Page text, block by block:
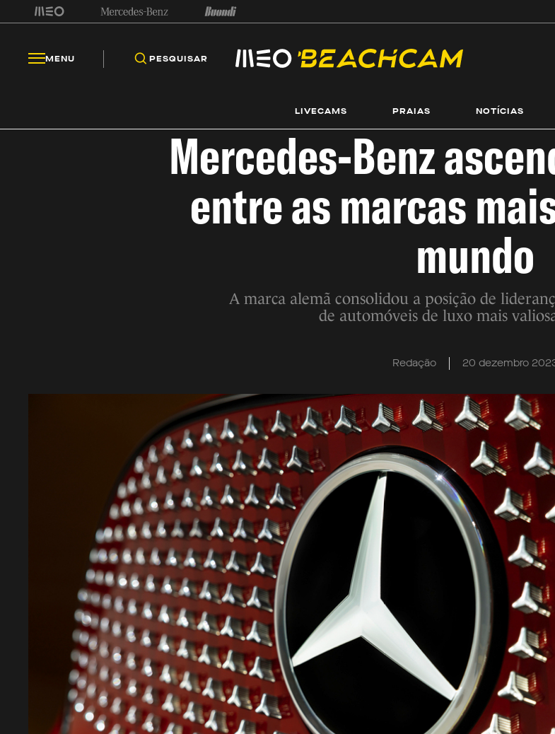
MENU PESQUISAR
LIVECAMS PRAIAS NOTÍCIAS
Mercedes-Benz
entre as marcas
mundo
A marca alemã consolidou a posição de
de automóveis de luxo mais
Redação 20 dezembro